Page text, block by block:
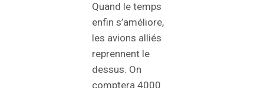
Quand le temps
enfin s’améliore,
les avions alliés
reprennent le
dessus. On
comptera 4000